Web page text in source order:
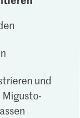
und
Migusto-